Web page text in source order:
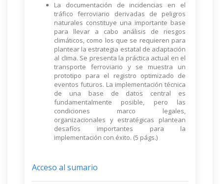
La documentación de incidencias en el
tráfico ferroviario derivadas de peligros
naturales constituye una importante base
para llevar a cabo análisis de riesgos
climáticos, como los que se requieren para
plantear la estrategia estatal de adaptación
al clima. Se presenta la práctica actual en el
transporte ferroviario y se muestra un
prototipo para el registro optimizado de
eventos futuros. La implementación técnica
de una base de datos central es
fundamentalmente posible, pero las
condiciones marco legales,
organizacionales y estratégicas plantean
desafíos importantes para la
implementación con éxito. (5 págs.)
Acceso al sumario